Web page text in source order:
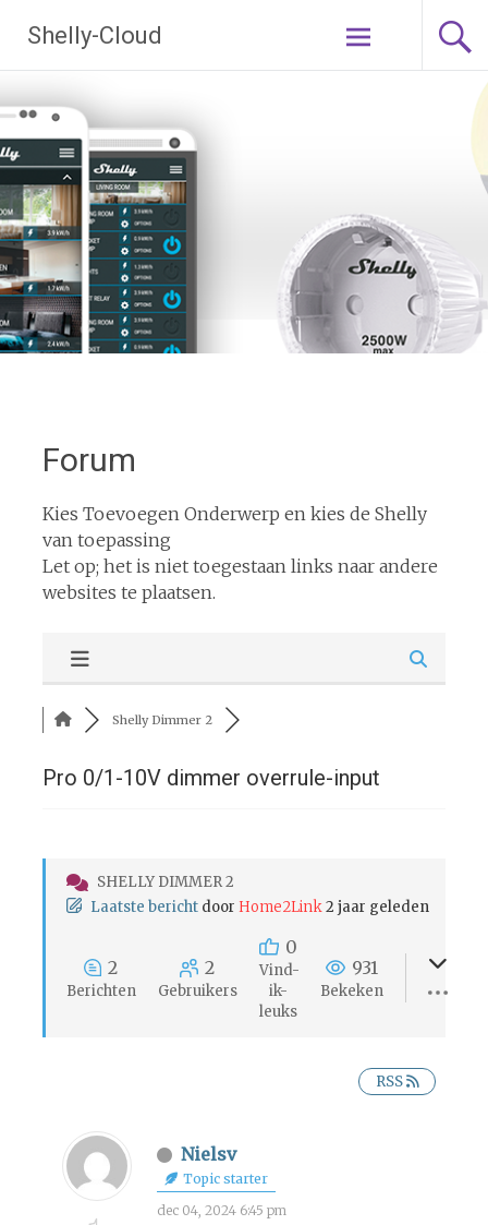
naar
de
Shelly-Cloud
Forum
Kies Toevoegen Onderwerp en kies de Shelly
van toepassing
Let op; het is niet toegestaan links naar andere
websites te plaatsen.
Shelly Dimmer 2
Pro 0/1-10V dimmer overrule-input
SHELLY DIMMER 2
Laatste bericht door Home2Link2 jaar geleden
2
Berichten
2
Gebruikers
0
Vind-
ik-
leuks
931
Bekeken
RSS
Nielsv
Topic starter
dec 04, 2024 6:45 pm